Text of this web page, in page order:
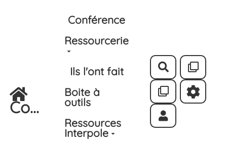
Aller au contenu principal
Co...
Conférence
Ressourcerie
Ils l'ont fait
Boite à
outils
Ressources
Interpole
Rechercher